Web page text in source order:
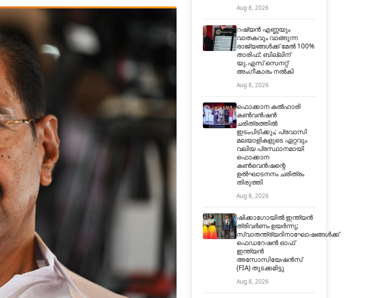
Aug 8, 2026
റഷ്യൻ എണ്ണയും
വാതകവും വാങ്ങുന്ന
രാജ്യങ്ങൾക്ക് മേൽ 100%
താരിഫ്: ബില്ലിന്
യു.എസ് സെനറ്റ്
അംഗീകാരം നൽകി
Aug 8, 2026
ഫൊക്കാന കൽഹാരി
കൺവൻഷൻ
ചരിത്രത്തിൽ
ഇടംപിടിക്കും; പ്രവാസി
മലയാളികളുടെ ഏറ്റവും
വലിയ പ്രസ്ഥാനമായി
ഫൊക്കാന
കൺവെൻഷന്റെ
ഉൽഘാടനനം ചരിത്രം
തിരുത്തി
Aug 8, 2026
ഷിക്കാഗോയിൽ ഇന്ത്യൻ
ത്രിവർണം ഉയർന്നു;
സ്വാതന്ത്ര്യദിനാഘോഷങ്ങൾക്ക്
ഫെഡറേഷൻ ഓഫ്
ഇന്ത്യൻ
അസോസിയേഷൻസ്
(FIA) തുടക്കമിട്ടു
Aug 8, 2026